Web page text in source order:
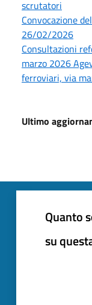
scrutatori
Convocazione
26/02/2026
Consultazioni
marzo 2026
ferroviari, via
Ultimo
Quanto
su